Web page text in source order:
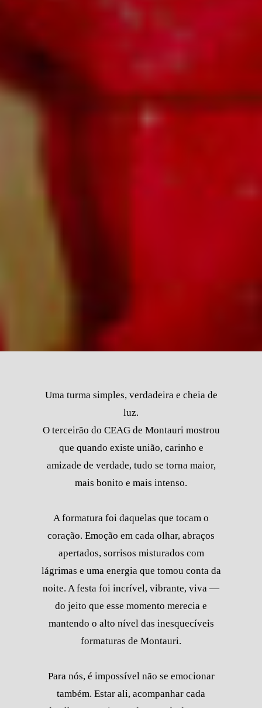
Uma turma simples, verdadeira e cheia de
luz.
O terceirão do CEAG de Montauri mostrou
que quando existe união, carinho e
amizade de verdade, tudo se torna maior,
mais bonito e mais intenso.
A formatura foi daquelas que tocam o
coração. Emoção em cada olhar, abraços
apertados, sorrisos misturados com
lágrimas e uma energia que tomou conta da
noite. A festa foi incrível, vibrante, viva —
do jeito que esse momento merecia e
mantendo o alto nível das inesquecíveis
formaturas de Montauri.
Para nós, é impossível não se emocionar
também. Estar ali, acompanhar cada